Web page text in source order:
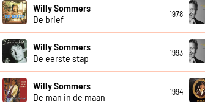
Willy Sommers
De brief
1978
Willy Sommers
De eerste stap
1993
Willy Sommers
De man in de maan
1994